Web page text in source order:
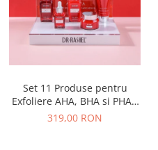
Set 11 Produse pentru
Exfoliere AHA, BHA si PHA -
Dr. Rashel Miracle Renewal
319,00 RON